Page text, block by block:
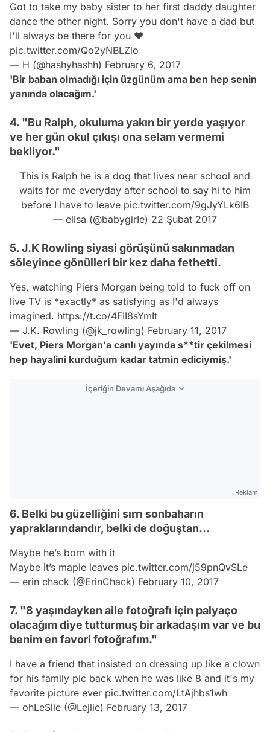
Got to take my baby sister to her first daddy daughter
dance the other night. Sorry you don't have a dad but
I'll always be there for you ❤
pic.twitter.com/Qo2yNBLZlo
— H (@hashyhashh) February 6, 2017
'Bir baban olmadığı için üzgünüm ama ben hep senin
yanında olacağım.'
4. "Bu Ralph, okuluma yakın bir yerde yaşıyor
ve her gün okul çıkışı ona selam vermemi
bekliyor."
This is Ralph he is a dog that lives near school and
waits for me everyday after school to say hi to him
before I have to leave pic.twitter.com/9gJyYLk6IB
— elisa (@babygirIe) 22 Şubat 2017
5. J.K Rowling siyasi görüşünü sakınmadan
söleyince gönülleri bir kez daha fethetti.
Yes, watching Piers Morgan being told to fuck off on
live TV is *exactly* as satisfying as I'd always
imagined. https://t.co/4FII8sYmIt
— J.K. Rowling (@jk_rowling) February 11, 2017
'Evet, Piers Morgan'a canlı yayında s**tir çekilmesi
hep hayalini kurduğum kadar tatmin ediciymiş.'
İçeriğin Devamı Aşağıda
Reklam
6. Belki bu güzelliğini sırrı sonbaharın
yapraklarındandır, belki de doğuştan...
Maybe he’s born with it
Maybe it’s maple leaves pic.twitter.com/j59pnQvSLe
— erin chack (@ErinChack) February 10, 2017
7. "8 yaşındayken aile fotoğrafı için palyaço
olacağım diye tutturmuş bir arkadaşım var ve bu
benim en favori fotoğrafım."
I have a friend that insisted on dressing up like a clown
for his family pic back when he was like 8 and it's my
favorite picture ever pic.twitter.com/LtAjhbs1wh
— ohLeSlie (@Lejlie) February 13, 2017